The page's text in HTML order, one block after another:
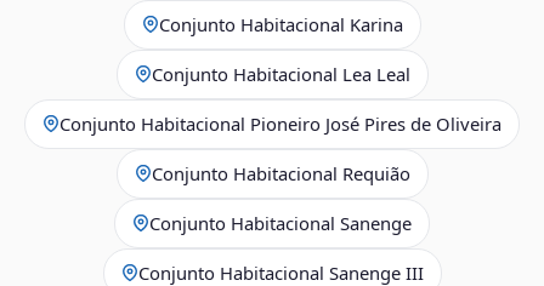
Conjunto Habitacional Karina
Conjunto Habitacional Lea Leal
Conjunto Habitacional Pioneiro José Pires de Oliveira
Conjunto Habitacional Requião
Conjunto Habitacional Sanenge
Conjunto Habitacional Sanenge III